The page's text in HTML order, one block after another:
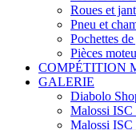
Roues et
Pneu et
Pochettes
Pièces
COMPÉTITION
GALERIE
Diabolo
Malossi ISC
Malossi ISC